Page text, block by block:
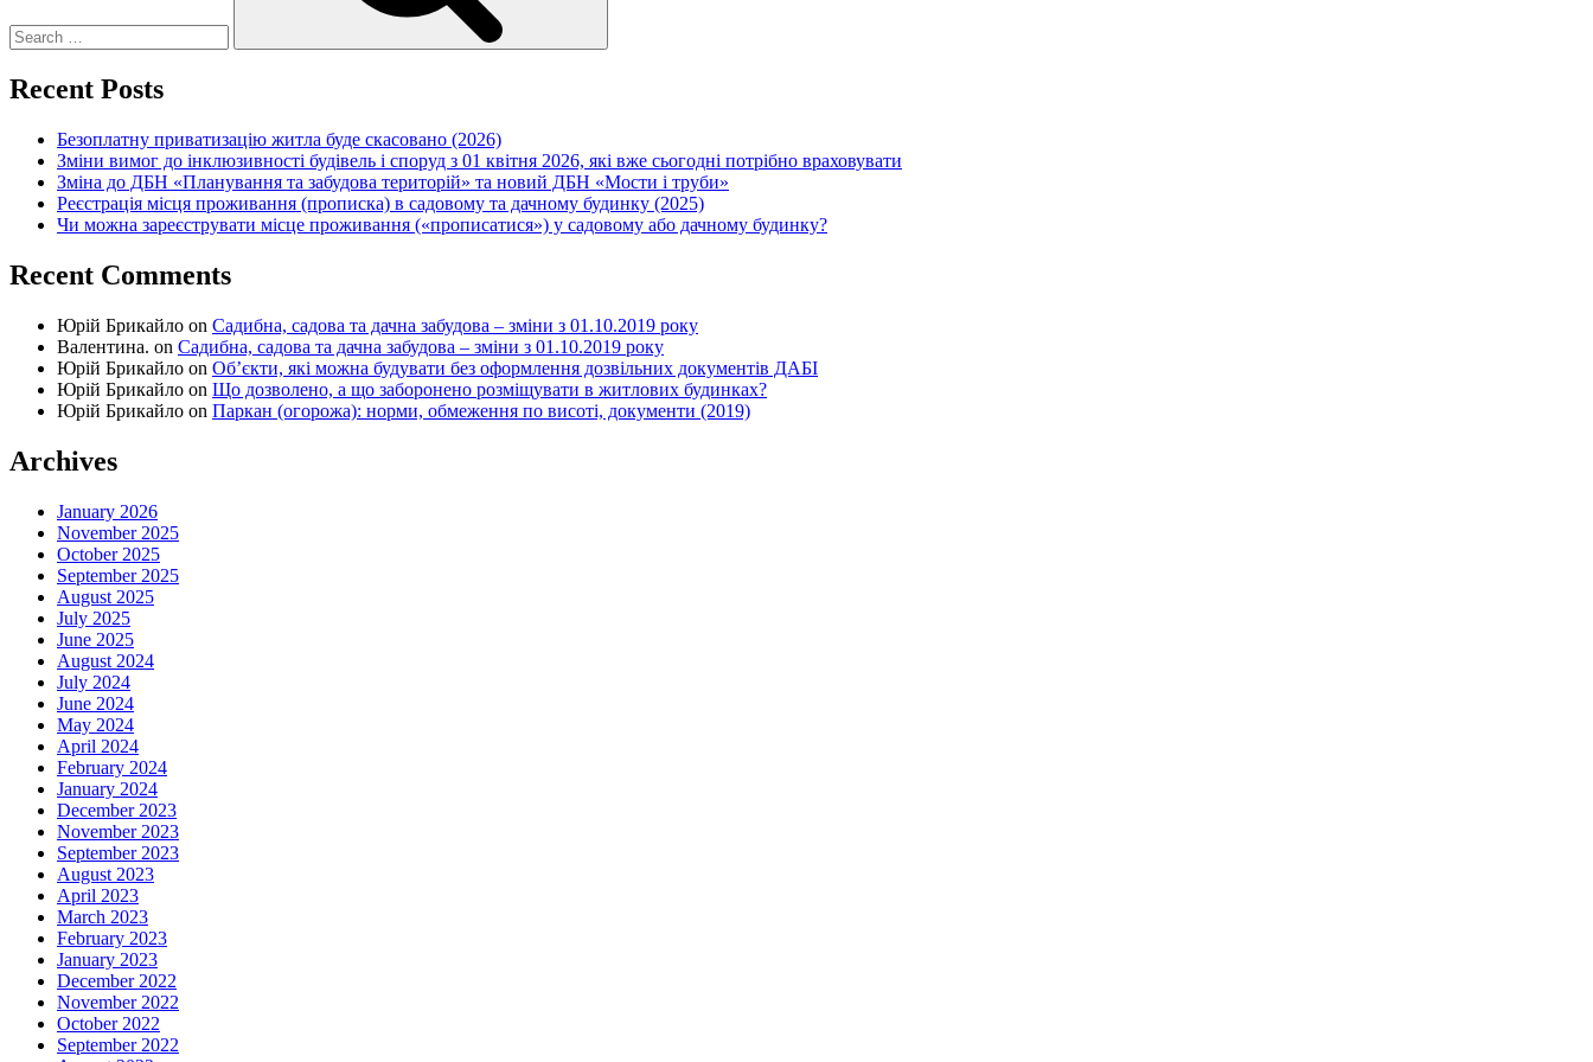
Recent Posts
Безоплатну приватизацію житла буде скасовано (2026)
Зміни вимог до інклюзивності будівель і споруд з 01 квітня 2026, які вже сьогодні потрібно враховувати
Зміна до ДБН «Планування та забудова територій» та новий ДБН «Мости і труби»
Реєстрація місця проживання (прописка) в садовому та дачному будинку (2025)
Чи можна зареєструвати місце проживання («прописатися») у садовому або дачному будинку?
Recent Comments
Юрій Брикайло on Садибна, садова та дачна забудова – зміни з 01.10.2019 року
Валентина. on Садибна, садова та дачна забудова – зміни з 01.10.2019 року
Юрій Брикайло on Об’єкти, які можна будувати без оформлення дозвільних документів ДАБІ
Юрій Брикайло on Що дозволено, а що заборонено розміщувати в житлових будинках?
Юрій Брикайло on Паркан (огорожа): норми, обмеження по висоті, документи (2019)
Archives
January 2026
November 2025
October 2025
September 2025
August 2025
July 2025
June 2025
August 2024
July 2024
June 2024
May 2024
April 2024
February 2024
January 2024
December 2023
November 2023
September 2023
August 2023
April 2023
March 2023
February 2023
January 2023
December 2022
November 2022
October 2022
September 2022